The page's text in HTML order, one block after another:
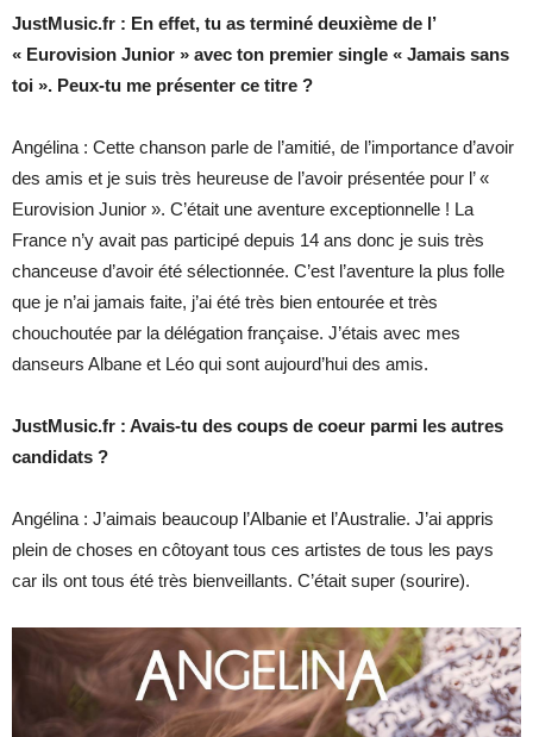
JustMusic.fr : En effet, tu as terminé deuxième de l’
« Eurovision Junior » avec ton premier single « Jamais sans
toi ». Peux-tu me présenter ce titre ?
Angélina : Cette chanson parle de l’amitié, de l’importance d’avoir
des amis et je suis très heureuse de l’avoir présentée pour l’ «
Eurovision Junior ». C’était une aventure exceptionnelle ! La
France n’y avait pas participé depuis 14 ans donc je suis très
chanceuse d’avoir été sélectionnée. C’est l’aventure la plus folle
que je n’ai jamais faite, j’ai été très bien entourée et très
chouchoutée par la délégation française. J’étais avec mes
danseurs Albane et Léo qui sont aujourd’hui des amis.
JustMusic.fr : Avais-tu des coups de coeur parmi les autres
candidats ?
Angélina : J’aimais beaucoup l’Albanie et l’Australie. J’ai appris
plein de choses en côtoyant tous ces artistes de tous les pays
car ils ont tous été très bienveillants. C’était super (sourire).